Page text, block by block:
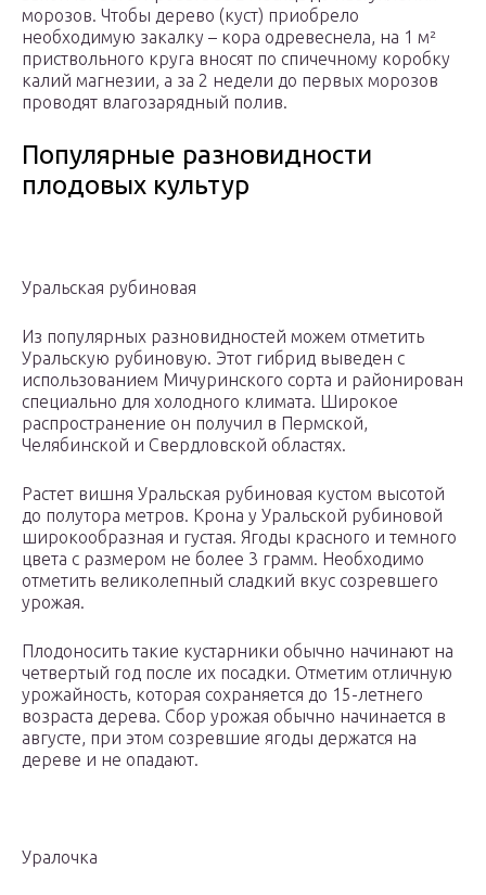
морозов. Чтобы дерево (куст) приобрело
необходимую закалку – кора одревеснела, на 1 м²
приствольного круга вносят по спичечному коробку
калий магнезии, а за 2 недели до первых морозов
проводят влагозарядный полив.
Популярные разновидности
плодовых культур
Уральская рубиновая
Из популярных разновидностей можем отметить
Уральскую рубиновую. Этот гибрид выведен с
использованием Мичуринского сорта и районирован
специально для холодного климата. Широкое
распространение он получил в Пермской,
Челябинской и Свердловской областях.
Растет вишня Уральская рубиновая кустом высотой
до полутора метров. Крона у Уральской рубиновой
широкообразная и густая. Ягоды красного и темного
цвета с размером не более 3 грамм. Необходимо
отметить великолепный сладкий вкус созревшего
урожая.
Плодоносить такие кустарники обычно начинают на
четвертый год после их посадки. Отметим отличную
урожайность, которая сохраняется до 15-летнего
возраста дерева. Сбор урожая обычно начинается в
августе, при этом созревшие ягоды держатся на
дереве и не опадают.
Уралочка